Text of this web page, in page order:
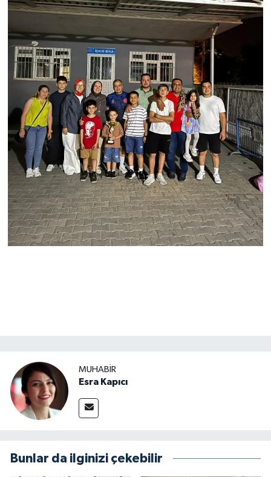
MUHABİR
Esra Kapıcı
Bunlar da ilginizi çekebilir